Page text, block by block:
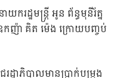
រដ្ឋមន្ត្រី អូន ព័ន្ធមុនីរ័ត្ន
ញ៉ា គិត ម៉េង ក្រោយបញ្ចប់
ដ្ឋាភិបាលមានប្រាក់បម្រុង